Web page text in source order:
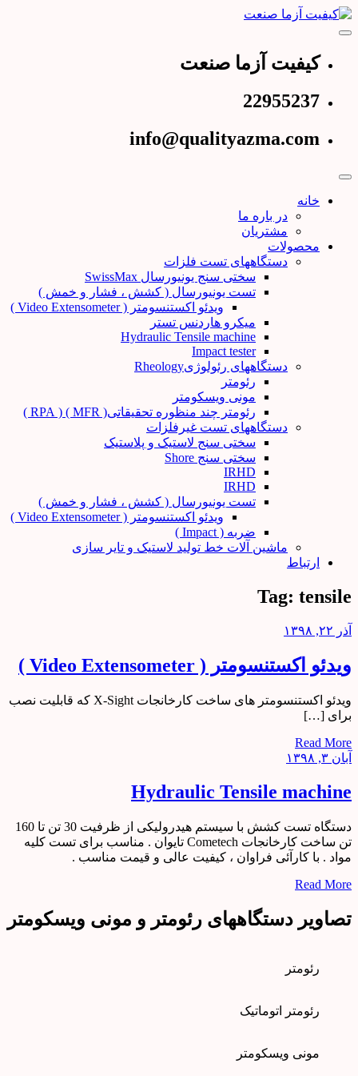
Skip
کیفیت آزما صنعت
کیفیت آزما صنعت
22955237
info@qualityazma.com
خانه
در باره ما
مشتریان
محصولات
دستگاههای تست فلزات
سختی سنج یونیورسال SwissMax
تست یونیورسال ( کشش ، فشار و خمش )
ویدئو اکستنسومتر ( Video Extensometer )
میکرو هاردنس تستر
Hydraulic Tensile machine
Impact tester
دستگاههای رئولوژیRheology
رئومتر
مونی ویسکومتر
رئومتر چند منظوره تحقیقاتی( MFR ) ( RPA )
دستگاههای تست غیرفلزات
سختی سنج لاستیک و پلاستیک
سختی سنج Shore
IRHD
IRHD
تست یونیورسال ( کشش ، فشار و خمش )
ویدئو اکستنسومتر ( Video Extensometer )
ضربه ( Impact )
ماشین آلات خط تولید لاستیک و تایر سازی
ارتباط
Tag: tensile
آذر ۲۲, ۱۳۹۸
ویدئو اکستنسومتر ( Video Extensometer )
ویدئو اکستنسومتر های ساخت کارخانجات X-Sight که قابلیت نصب
برای […]
Read More
آبان ۳, ۱۳۹۸
Hydraulic Tensile machine
دستگاه تست کشش با سیستم هیدرولیکی از ظرفیت 30 تن تا 160
تن ساخت کارخانجات Cometech تایوان . مناسب برای تست کلیه
مواد . با کارآئی فراوان ، کیفیت عالی و قیمت مناسب .
Read More
تصاویر دستگاههای رئومتر و مونی ویسکومتر
رئومتر
رئومتر اتوماتیک
مونی ویسکومتر